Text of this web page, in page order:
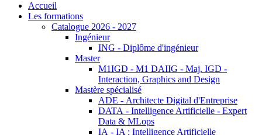
Accueil
Les formations
Catalogue 2026 - 2027
Ingénieur
ING - Diplôme d'ingénieur
Master
M1IGD - M1 DAIIG - Maj. IGD -
Interaction, Graphics and Design
Mastère spécialisé
ADE - Architecte Digital d'Entreprise
DATA - Intelligence Artificielle - Expert
Data & MLops
IA - IA : Intelligence Artificielle